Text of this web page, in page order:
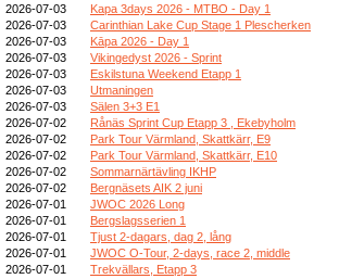
2026-07-03
Kapa 3days 2026 - MTBO - Day 1
2026-07-03
Carinthian Lake Cup Stage 1 Plescherken
2026-07-03
Kāpa 2026 - Day 1
2026-07-03
Vikingedyst 2026 - Sprint
2026-07-03
Eskilstuna Weekend Etapp 1
2026-07-03
Utmaningen
2026-07-03
Sälen 3+3 E1
2026-07-02
Rånäs Sprint Cup Etapp 3 , Ekebyholm
2026-07-02
Park Tour Värmland, Skattkärr, E9
2026-07-02
Park Tour Värmland, Skattkärr, E10
2026-07-02
Sommarnärtävling IKHP
2026-07-02
Bergnäsets AIK 2 juni
2026-07-01
JWOC 2026 Long
2026-07-01
Bergslagsserien 1
2026-07-01
Tjust 2-dagars, dag 2, lång
2026-07-01
JWOC O-Tour, 2-days, race 2, middle
2026-07-01
Trekvällars, Etapp 3